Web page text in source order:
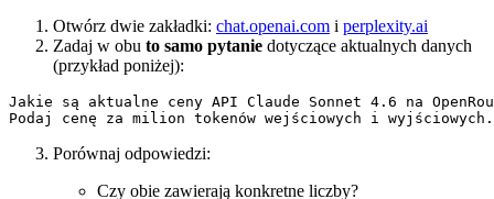
Otwórz dwie zakładki: chat.openai.com i perplexity.ai
Zadaj w obu to samo pytanie dotyczące aktualnych danych
(przykład poniżej):
Jakie są aktualne ceny API Claude Sonnet 4.6 na
Porównaj odpowiedzi:
Czy obie zawierają konkretne liczby?